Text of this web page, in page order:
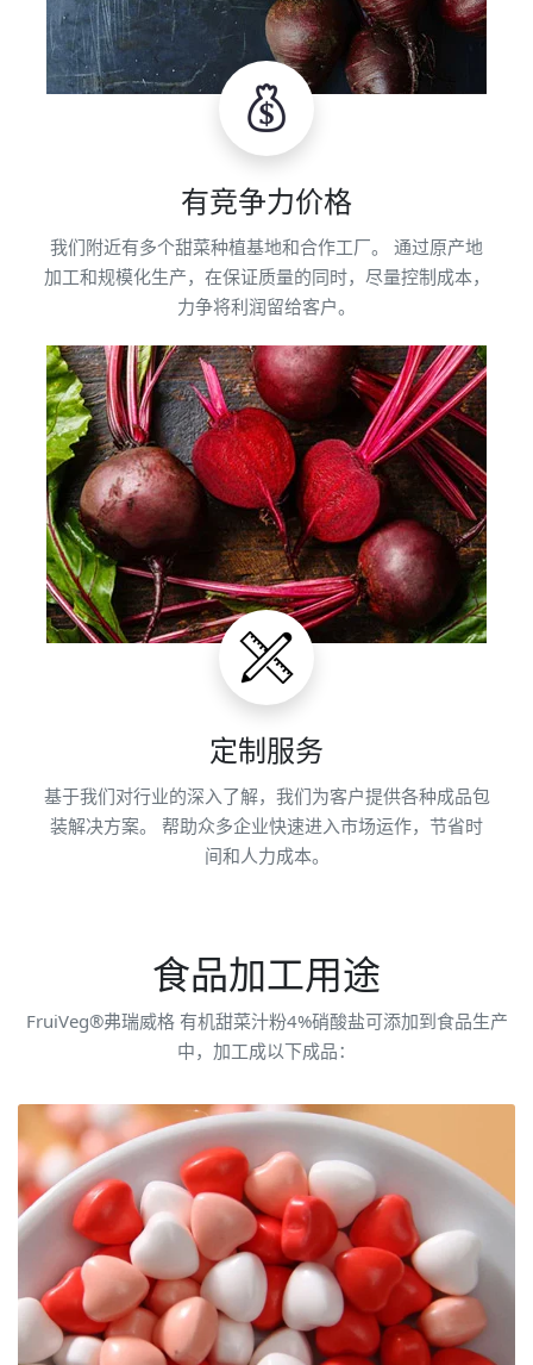
有竞争力价格
我们附近有多个甜菜种植基地和合作工厂。 通过原产地
加工和规模化生产，在保证质量的同时，尽量控制成本，
力争将利润留给客户。
定制服务
基于我们对行业的深入了解，我们为客户提供各种成品包
装解决方案。 帮助众多企业快速进入市场运作，节省时
间和人力成本。
食品加工用途
FruiVeg®弗瑞威格 有机甜菜汁粉4%硝酸盐可添加到食品生产
中，加工成以下成品：